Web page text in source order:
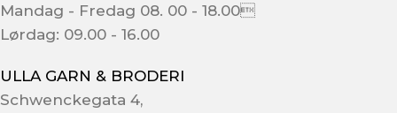
Mandag - Fredag 08. 00 - 18.00
Lørdag: 09.00 - 16.00
ULLA GARN & BRODERI
Schwenckegata 4,